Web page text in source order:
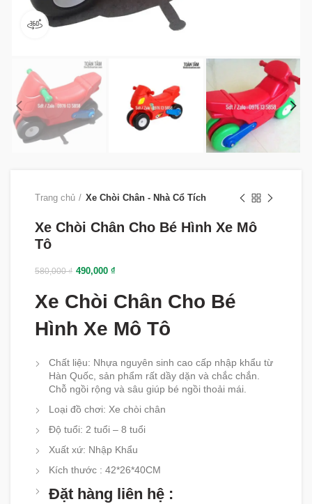
360 product view
Trang chủ Xe Chòi Chân - Nhà Cổ Tích
Xe Chòi Chân Cho Bé Hình Xe Mô
Tô
580,000₫ 490,000 ₫
Xe Chòi Chân Cho Bé
Hình Xe Mô Tô
Chất liệu: Nhựa nguyên sinh cao cấp nhập khẩu từ
Hàn Quốc, sản phẩm rất dầy dặn và chắc chắn.
Chỗ ngồi rộng và sâu giúp bé ngồi thoải mái.
Loại đồ chơi: Xe chòi chân
Độ tuổi: 2 tuổi – 8 tuổi
Xuất xứ: Nhập Khẩu
Kích thước : 42*26*40CM
Đặt hàng liên hệ :